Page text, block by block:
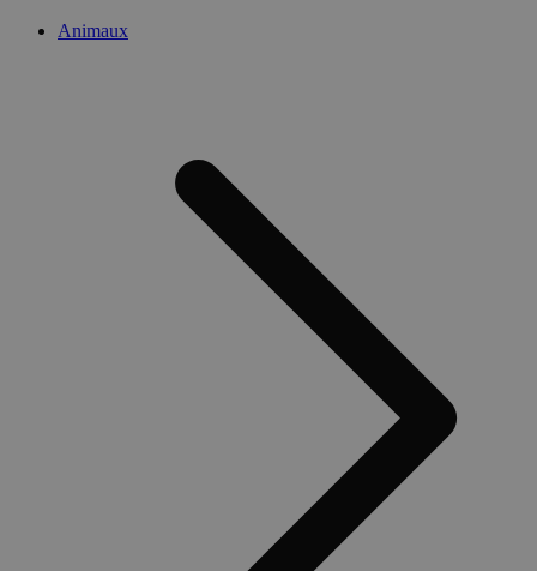
Animaux